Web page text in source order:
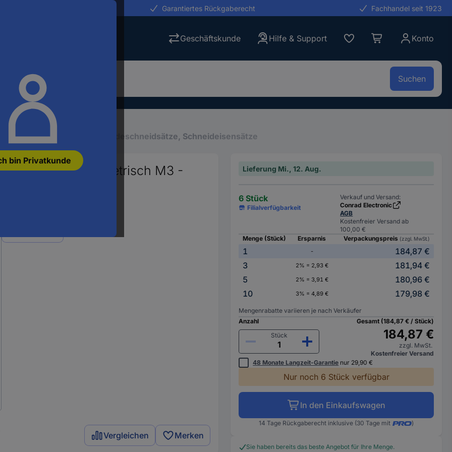
bin Privatkunde
Garantiertes Rückgaberecht Fachhandel seit 1923
Geschäftskunde Hilfe & Support Konto
Suchen
Gewindeschneider Gewindeschneidsätze, Schneideisensätze
56teilig HSS-G metrisch M3 -
Vergleichen Merken
Lieferung Mi., 12. Aug.
6 Stück
Filialverfügbarkeit
Verkauf und Versand:
Conrad Electronic
AGB
Kostenfreier Versand ab
100,00 €
Menge (Stück)
Ersparnis Verpackungspreis (zzgl. MwSt.)
1 -
184,87 €
3
2% = 2,93 €
181,94 €
5
2% = 3,91 €
180,96 €
10
3% = 4,89 € 179,98 €
Mengenrabatte variieren je nach Verkäufer
Anzahl
Stück
Gesamt (184,87 € / Stück)
184,87 €
zzgl. MwSt.
Kostenfreier Versand
48 Monate Langzeit-Garantie nur 29,90 €
Nur noch 6 Stück verfügbar
In den Einkaufswagen
14 Tage Rückgaberecht inklusive (30 Tage mit )
Sie haben bereits das beste Angebot für Ihre Menge.